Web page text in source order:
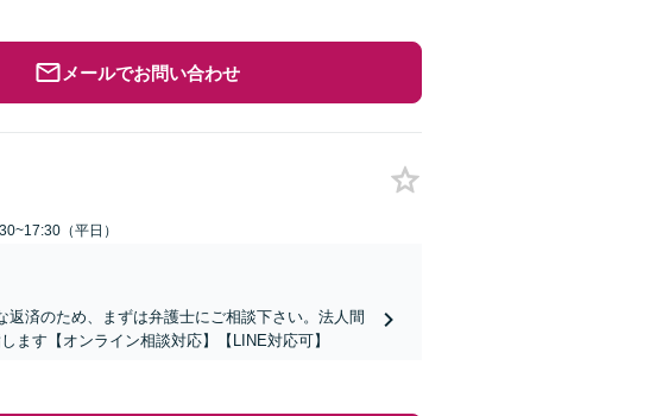
メールでお問い合わせ
（平日）
返済のため、まずは弁護士にご相談下さい。法人間
ます【オンライン相談対応】【LINE対応可】